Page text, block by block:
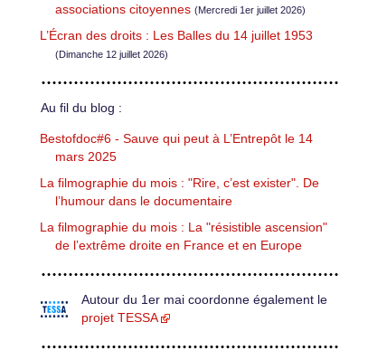
associations citoyennes (Mercredi 1er juillet 2026)
L’Écran des droits : Les Balles du 14 juillet 1953
(Dimanche 12 juillet 2026)
Au fil du blog :
Bestofdoc#6 - Sauve qui peut à L’Entrepôt le 14
mars 2025
La filmographie du mois : "Rire, c’est exister". De
l’humour dans le documentaire
La filmographie du mois : La "résistible ascension"
de l’extrême droite en France et en Europe
Autour du 1er mai coordonne également le
projet TESSA